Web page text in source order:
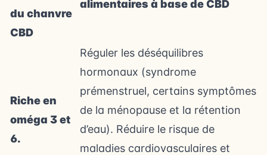
du chanvre
CBD
alimentaires à base de CBD
Riche en
oméga 3 et
6.
Réguler les déséquilibres
hormonaux (syndrome
prémenstruel, certains symptômes
de la ménopause et la rétention
d’eau). Réduire le risque de
maladies cardiovasculaires et